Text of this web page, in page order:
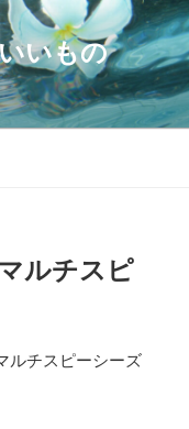
いもの
ルチスピ
ルチスピーシーズ